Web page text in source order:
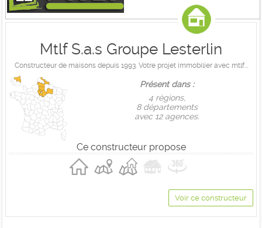
Mtlf S.a.s Groupe Lesterlin
Constructeur de maisons depuis 1993. Votre projet immobilier avec mtlf...
Présent dans :
4 règions,
8 départements
avec 12 agences.
Ce constructeur propose
Voir ce constructeur